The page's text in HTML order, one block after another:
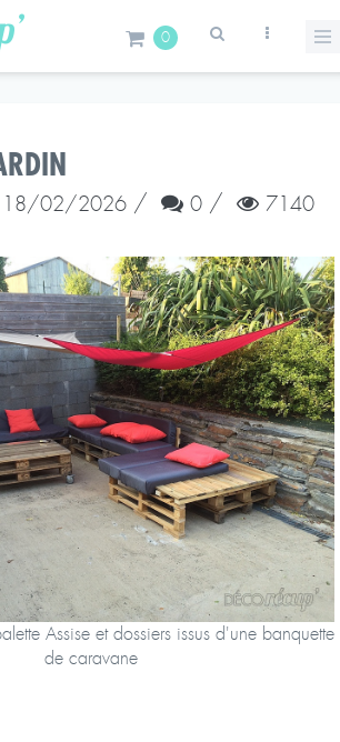
0
18/02/2026 / 0 / 7140
Assise et dossiers issus d'une banquette
de caravane